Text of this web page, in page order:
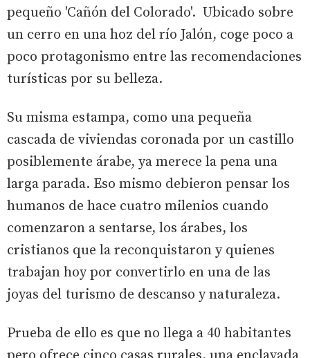
pequeño 'Cañón del Colorado'. Ubicado sobre
un cerro en una hoz del río Jalón, coge poco a
poco protagonismo entre las recomendaciones
turísticas por su belleza.
Su misma estampa, como una pequeña
cascada de viviendas coronada por un castillo
posiblemente árabe, ya merece la pena una
larga parada. Eso mismo debieron pensar los
humanos de hace cuatro milenios cuando
comenzaron a sentarse, los árabes, los
cristianos que la reconquistaron y quienes
trabajan hoy por convertirlo en una de las
joyas del turismo de descanso y naturaleza.
Prueba de ello es que no llega a 40 habitantes